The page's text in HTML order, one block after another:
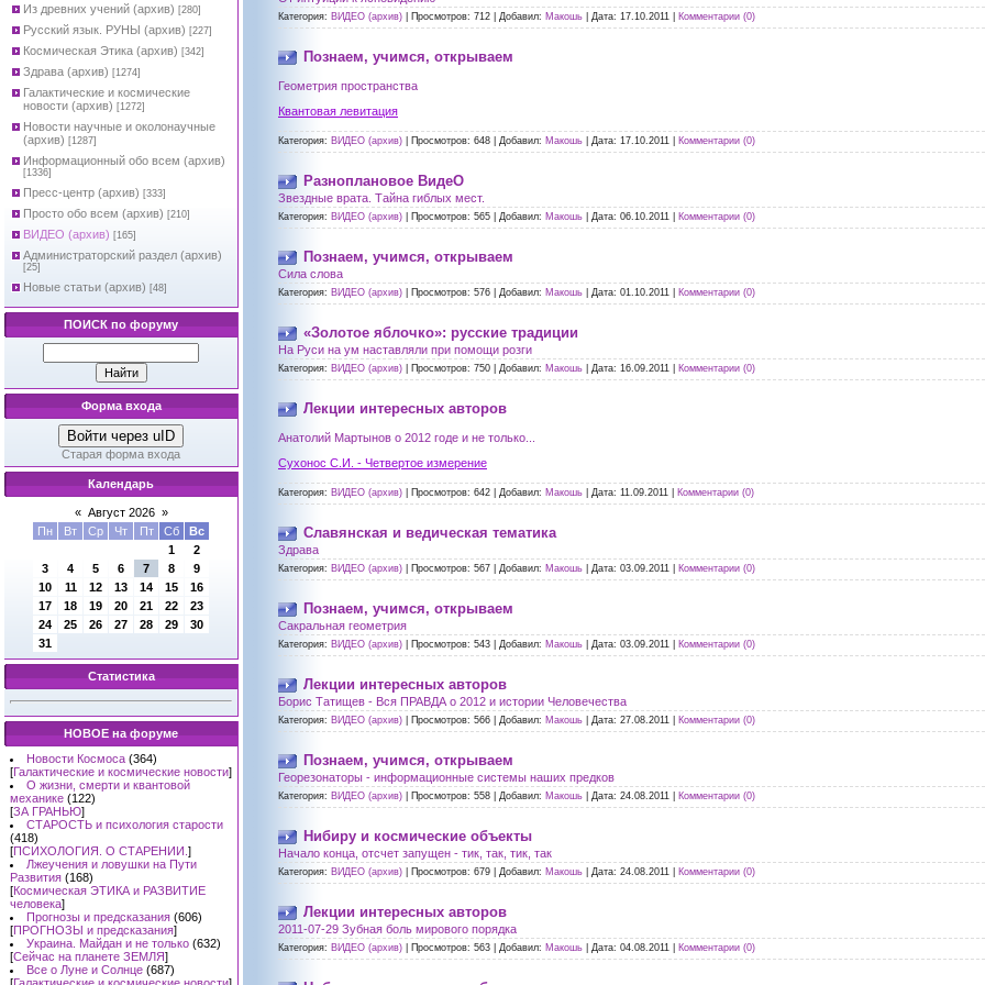
Из древних учений (архив) [280]
Русский язык. РУНЫ (архив) [227]
Космическая Этика (архив) [342]
Здрава (архив) [1274]
Галактические и космические
новости (архив) [1272]
Новости научные и околонаучные
(архив) [1287]
Информационный обо всем (архив)
[1336]
Пресс-центр (архив) [333]
Просто обо всем (архив) [210]
ВИДЕО (архив) [165]
Администраторский раздел (архив)
[25]
Новые статьи (архив) [48]
ПОИСК по форуму
Форма входа
Войти через uID
Старая форма входа
Календарь
« Август 2026 »
Пн
Вт Ср Чт Пт Сб
Вс
1
2
3
4 5 6 7 8
9
10
11 12 13 14 15
16
17
18 19 20 21 22
23
24
25 26 27 28 29
30
31
Статистика
НОВОЕ на форуме
Новости Космоса (364)
[Галактические и космические новости]
О жизни, смерти и квантовой
механике (122)
[ЗА ГРАНЬЮ]
СТАРОСТЬ и психология старости
(418)
[ПСИХОЛОГИЯ. О СТАРЕНИИ. ]
Лжеучения и ловушки на Пути
Развития (168)
[Космическая ЭТИКА и РАЗВИТИЕ
человека]
Прогнозы и предсказания (606)
[ПРОГНОЗЫ и предсказания]
Украина. Майдан и не только (632)
[Сейчас на планете ЗЕМЛЯ]
Все о Луне и Солнце (687)
Категория: ВИДЕО (архив) Просмотров: 712 Добавил: Макошь Дата: 17.10.2011 Комментарии (0)
Познаем, учимся, открываем
Геометрия пространства
Квантовая левитация
Категория: ВИДЕО (архив) Просмотров: 648 Добавил: Макошь Дата: 17.10.2011 Комментарии (0)
Разноплановое ВидеО
Звездные врата. Тайна гиблых мест.
Категория: ВИДЕО (архив) Просмотров: 565 Добавил: Макошь Дата: 06.10.2011 Комментарии (0)
Познаем, учимся, открываем
Сила слова
Категория: ВИДЕО (архив) Просмотров: 576 Добавил: Макошь Дата: 01.10.2011 Комментарии (0)
«Золотое яблочко»: русские традиции
На Руси на ум наставляли при помощи розги
Категория: ВИДЕО (архив) Просмотров: 750 Добавил: Макошь Дата: 16.09.2011 Комментарии (0)
Лекции интересных авторов
Анатолий Мартынов о 2012 годе и не только...
Сухонос С.И. - Четвертое измерение
Категория: ВИДЕО (архив) Просмотров: 642 Добавил: Макошь Дата: 11.09.2011 Комментарии (0)
Славянская и ведическая тематика
Здрава
Категория: ВИДЕО (архив) Просмотров: 567 Добавил: Макошь Дата: 03.09.2011 Комментарии (0)
Познаем, учимся, открываем
Сакральная геометрия
Категория: ВИДЕО (архив) Просмотров: 543 Добавил: Макошь Дата: 03.09.2011 Комментарии (0)
Лекции интересных авторов
Борис Татищев - Вся ПРАВДА о 2012 и истории Человечества
Категория: ВИДЕО (архив) Просмотров: 566 Добавил: Макошь Дата: 27.08.2011 Комментарии (0)
Познаем, учимся, открываем
Георезонаторы - информационные системы наших предков
Категория: ВИДЕО (архив) Просмотров: 558 Добавил: Макошь Дата: 24.08.2011 Комментарии (0)
Нибиру и космические объекты
Начало конца, отсчет запущен - тик, так, тик, так
Категория: ВИДЕО (архив) Просмотров: 679 Добавил: Макошь Дата: 24.08.2011 Комментарии (0)
Лекции интересных авторов
2011-07-29 Зубная боль мирового порядка
Категория: ВИДЕО (архив) Просмотров: 563 Добавил: Макошь Дата: 04.08.2011 Комментарии (0)